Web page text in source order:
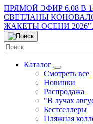
ПРЯМОЙ ЭФИР 6.08 В
СВЕТЛАНЫ
ЖАКЕТЫ ОСЕНИ 2026".
Каталог
Смотреть все
Новинки
Распродажа
"В лучах
Бестселлеры
Пляжная